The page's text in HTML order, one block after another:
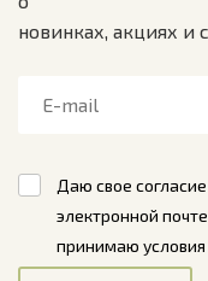
новинках, акциях и
Даю свое
электронной почте
принимаю условия